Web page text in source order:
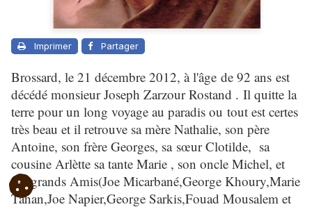
Imprimer Partager
Brossard, le 21 décembre 2012, à l'âge de 92 ans est
décédé monsieur Joseph Zarzour Rostand . Il quitte la
terre pour un long voyage au paradis ou tout est certes
très beau et il retrouve sa mère Nathalie, son père
Antoine, son frère Georges, sa sœur Clotilde, sa
cousine Arlètte sa tante Marie , son oncle Michel, et
ces grands Amis(Joe Micarbané,George Khoury,Marie
Tahan,Joe Napier,George Sarkis,Fouad Mousalem et